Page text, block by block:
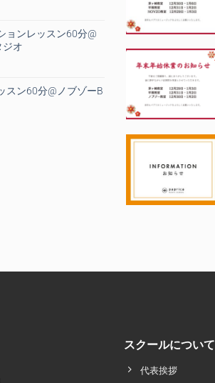
ョンレッスン60分@
ジオ
スン60分@ノブゾーB
スクールについて
代表挨拶